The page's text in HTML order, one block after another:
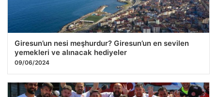
Giresun’un nesi meşhurdur? Giresun’un en sevilen
yemekleri ve alınacak hediyeler
09/06/2024